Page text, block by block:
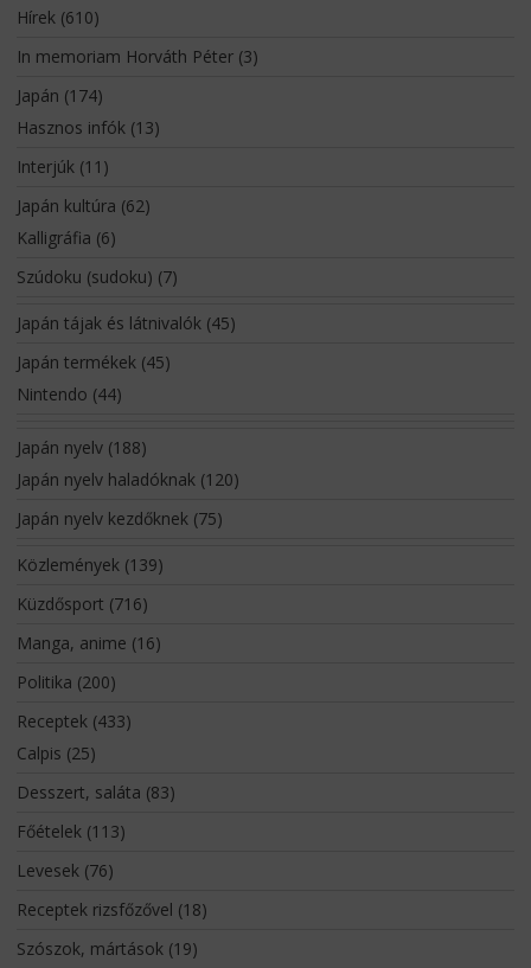
Hírek(610)
In memoriam Horváth Péter(3)
Japán (174)
Hasznos infók(13)
Interjúk(11)
Japán kultúra (62)
Kalligráfia (6)
Szúdoku (sudoku) (7)
Japán tájak és látnivalók(45)
Japán termékek(45)
Nintendo (44)
Japán nyelv(188)
Japán nyelv haladóknak(120)
Japán nyelv kezdőknek(75)
Közlemények(139)
Küzdősport (716)
Manga, anime (16)
Politika (200)
Receptek(433)
Calpis (25)
Desszert, saláta (83)
Főételek(113)
Levesek(76)
Receptek rizsfőzővel (18)
Szószok, mártások(19)